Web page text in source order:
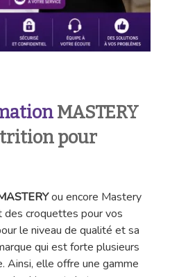
MASTERY
pour
ou encore Mastery
des croquettes pour vos
le niveau de qualité et sa
qui est forte plusieurs
Ainsi, elle offre une gamme